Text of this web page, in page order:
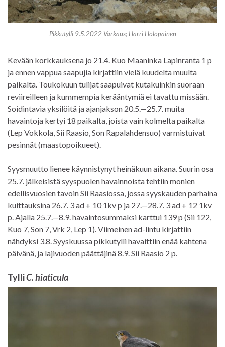
Pikkutylli 9.5.2022 Varkaus; Harri Holopainen
Kevään korkkauksena jo 21.4. Kuo Maaninka Lapinranta 1 p
ja ennen vappua saapujia kirjattiin vielä kuudelta muulta
paikalta. Toukokuun tulijat saapuivat kutakuinkin suoraan
reviireilleen ja kummempia kerääntymiä ei tavattu missään.
Soidintavia yksilöitä ja ajanjakson 20.5.—25.7. muita
havaintoja kertyi 18 paikalta, joista vain kolmelta paikalta
(Lep Vokkola, Sii Raasio, Son Rapalahdensuo) varmistuivat
pesinnät (maastopoikueet).
Syysmuutto lienee käynnistynyt heinäkuun aikana. Suurin osa
25.7. jälkeisistä syyspuolen havainnoista tehtiin monien
edellisvuosien tavoin Sii Raasiossa, jossa syyskauden parhaina
kuittauksina 26.7. 3 ad + 10 1kv p ja 27.—28.7. 3 ad + 12 1kv
p. Ajalla 25.7.—8.9. havaintosummaksi karttui 139 p (Sii 122,
Kuo 7, Son 7, Vrk 2, Lep 1). Viimeinen ad-lintu kirjattiin
nähdyksi 3.8. Syyskuussa pikkutylli havaittiin enää kahtena
päivänä, ja lajivuoden päättäjinä 8.9. Sii Raasio 2 p.
TylliC. hiaticula